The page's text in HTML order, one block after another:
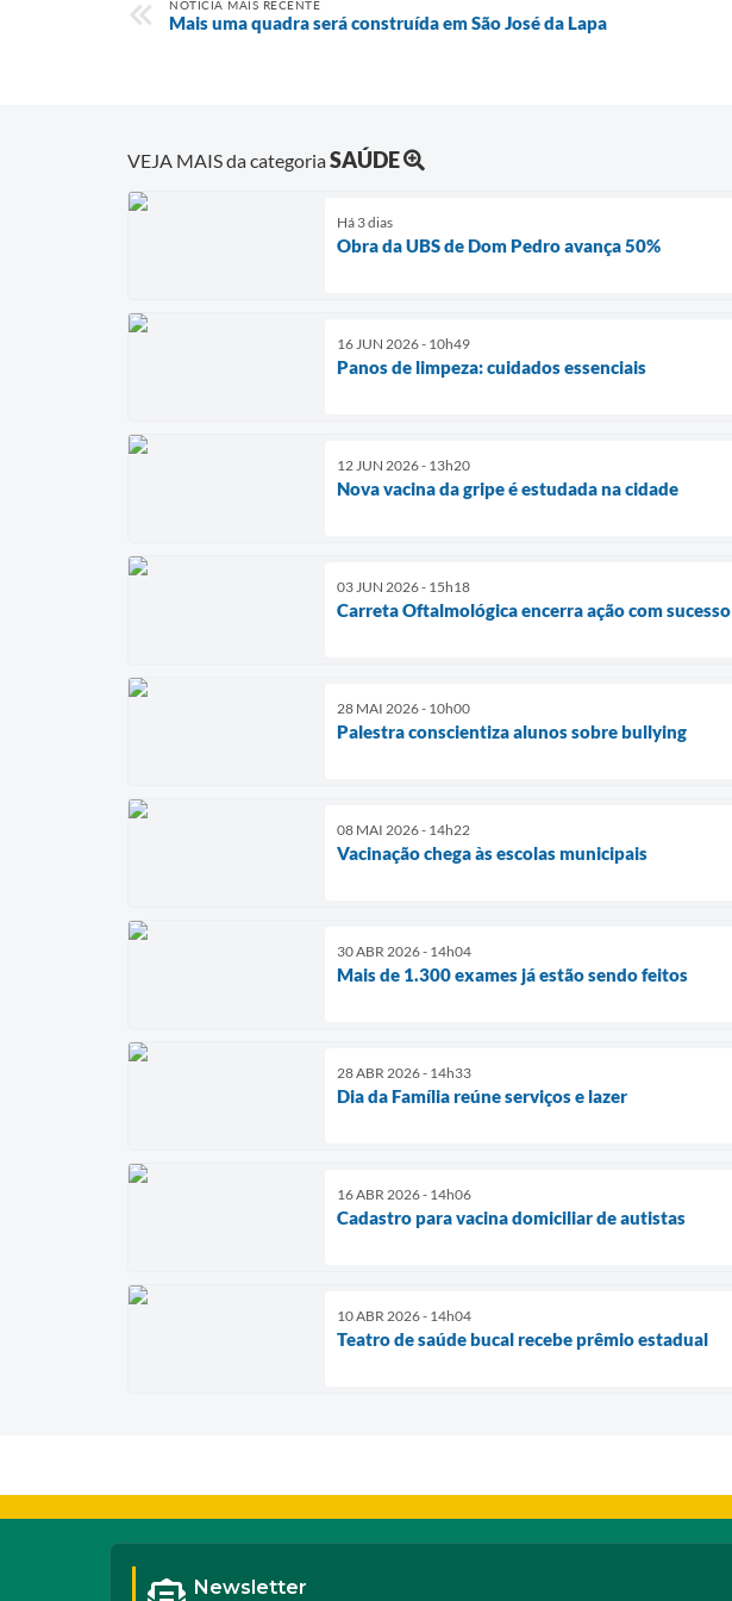
NOTÍCIA MAIS RECENTE
Mais uma quadra será construída em São José da Lapa
VEJA MAIS da categoriaSAÚDE
Há 3 dias
Obra da UBS de Dom Pedro avança 50%
16 JUN 2026 - 10h49
Panos de limpeza: cuidados essenciais
12 JUN 2026 - 13h20
Nova vacina da gripe é estudada na cidade
03 JUN 2026 - 15h18
Carreta Oftalmológica encerra ação com sucesso
28 MAI 2026 - 10h00
Palestra conscientiza alunos sobre bullying
08 MAI 2026 - 14h22
Vacinação chega às escolas municipais
30 ABR 2026 - 14h04
Mais de 1.300 exames já estão sendo feitos
28 ABR 2026 - 14h33
Dia da Família reúne serviços e lazer
16 ABR 2026 - 14h06
Cadastro para vacina domiciliar de autistas
10 ABR 2026 - 14h04
Teatro de saúde bucal recebe prêmio estadual
Newsletter